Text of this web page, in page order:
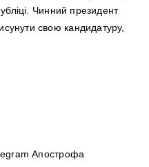
Чинний президент
свою кандидатуру,
Апострофа